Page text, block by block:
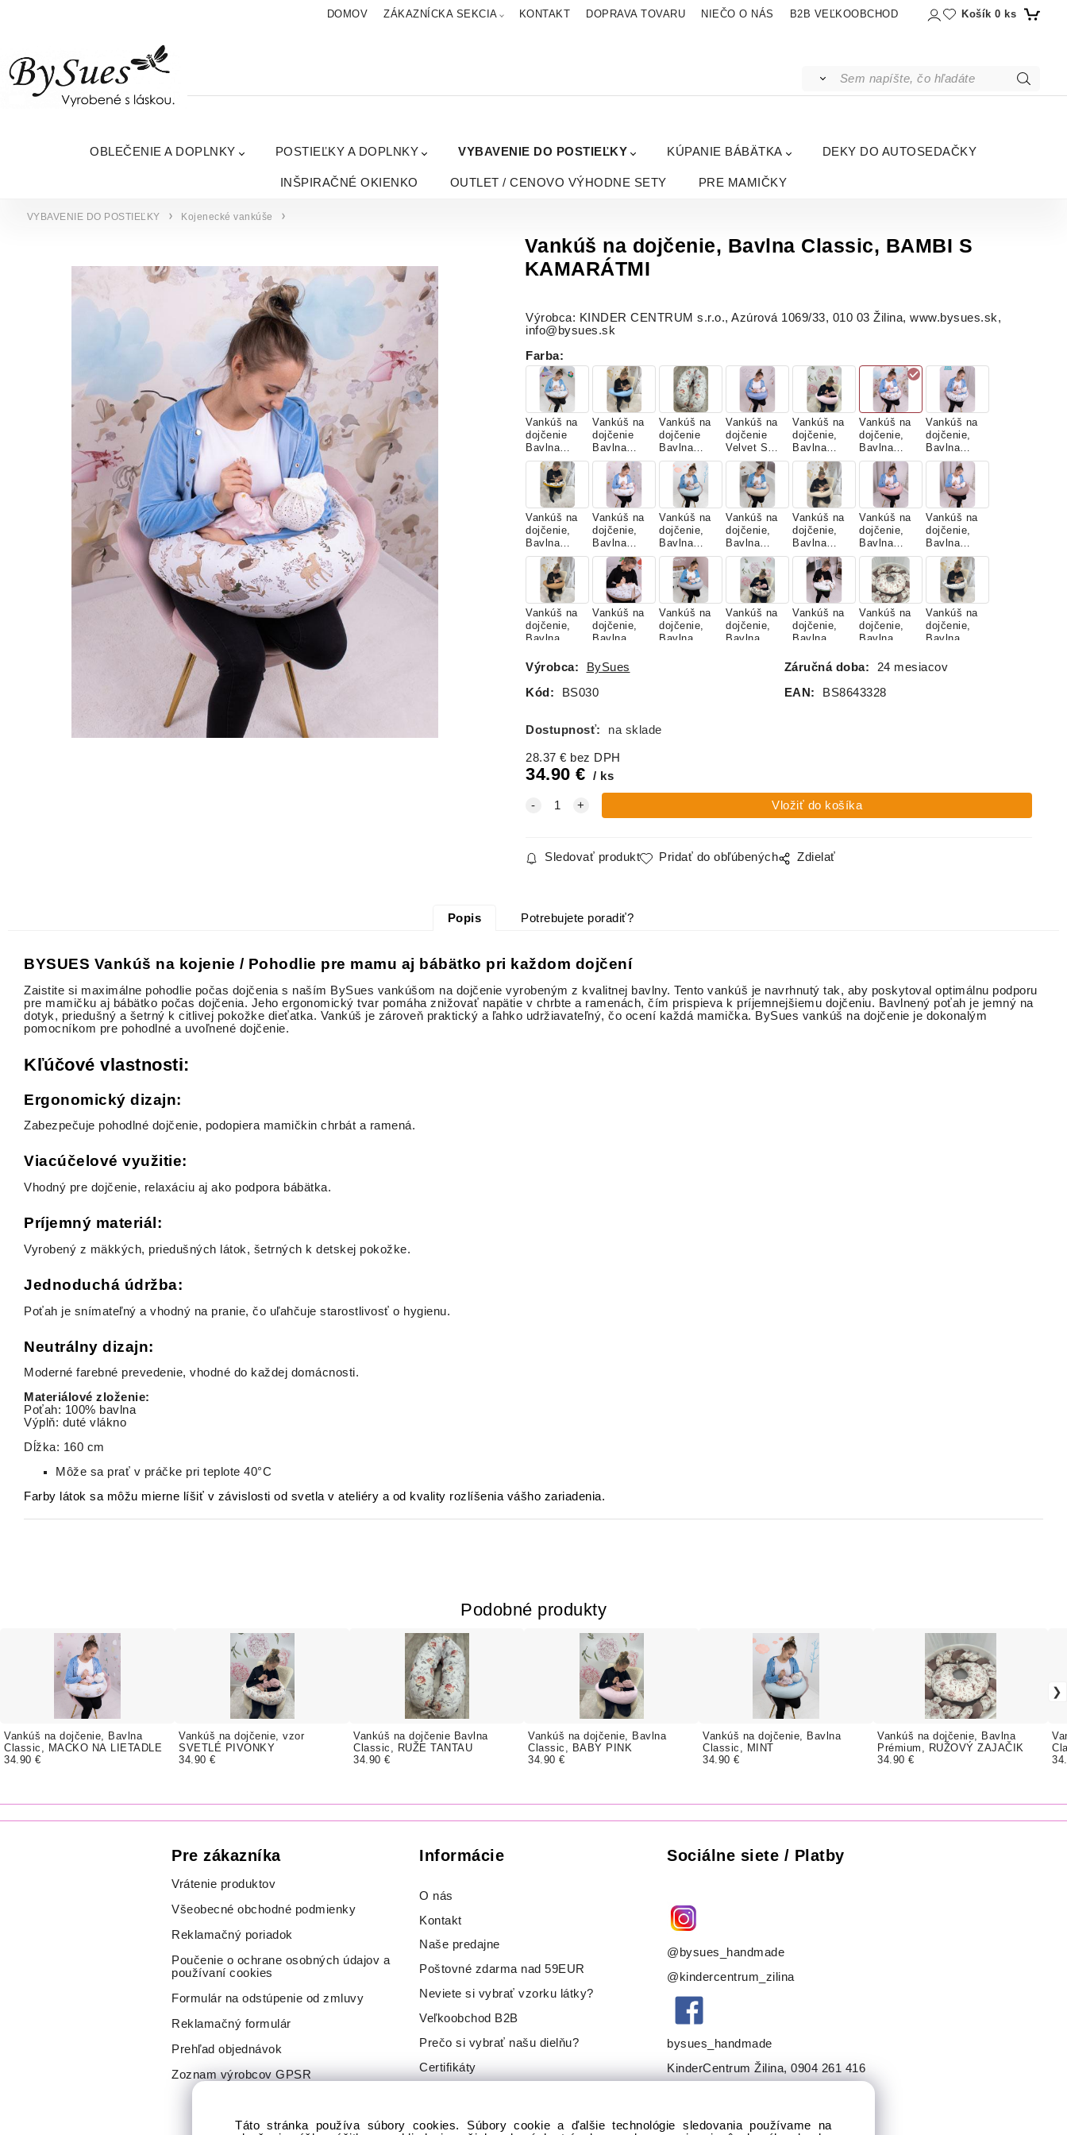
DOMOV ZÁKAZNÍCKA SEKCIA KONTAKT DOPRAVA TOVARU NIEČO O NÁS B2B VEĽKOOBCHOD Košík 0 ks
OBLEČENIE A DOPLNKY POSTIEĽKY A DOPLNKY VYBAVENIE DO POSTIEĽKY KÚPANIE BÁBÄTKA DEKY DO AUTOSEDAČKY
INŠPIRAČNÉ OKIENKO OUTLET / CENOVO VÝHODNE SETY PRE MAMIČKY
VYBAVENIE DO POSTIEĽKY Kojenecké vankúše
Vankúš na dojčenie, Bavlna Classic, BAMBI S
KAMARÁTMI
Výrobca: KINDER CENTRUM s.r.o., Azúrová 1069/33, 010 03 Žilina, www.bysues.sk,
info@bysues.sk
Farba:
Vankúš na
dojčenie
Bavlna
Classic
MACKO S
BALÓNIKO
M NUDE
Vankúš na
dojčenie
Bavlna
Classic,
BABY
BLUE
Vankúš na
dojčenie
Bavlna
Classic,
RUŽE
TANTAU
Vankúš na
dojčenie
Velvet Sky
Blue
Vankúš na
dojčenie,
Bavlna
Classic,
BABY
PINK
Vankúš na
dojčenie,
Bavlna
Classic,
BAMBI S
KAMARÁT
Vankúš na
dojčenie,
Bavlna
Classic,
LES
Vankúš na
dojčenie,
Bavlna
Classic,
LESNÉ
ZVIERATK
Vankúš na
dojčenie,
Bavlna
Classic,
MACKO
NA
LIETADLE
Vankúš na
dojčenie,
Bavlna
Classic,
MINT
Vankúš na
dojčenie,
Bavlna
Classic,
NUDE
Vankúš na
dojčenie,
Bavlna
Classic,
PIESKOVÁ
Vankúš na
dojčenie,
Bavlna
Classic,
PUDROVÁ
Vankúš na
dojčenie,
Bavlna
Classic,
RUŽOVÉ
DREVO
Vankúš na
dojčenie,
Bavlna
SAHARA
Vankúš na
dojčenie,
Bavlna
SAHARA
KÁČATKO
Vankúš na
dojčenie,
Bavlna
Vankúš na
dojčenie,
Bavlna
Vankúš na
dojčenie,
Bavlna
ZELENÁ
Vankúš na
dojčenie,
Bavlna
RUŽOVÝ
Vankúš na
dojčenie,
Bavlna
SPIACE
RÚŽOVÝ
Velvet
Velvet
Vankúš na
dojčenie,
VÁ
dojčenie,
Vankúš na
dojčenie,
Vankúš na
dojčenie,
MACKO
Vankúš na
dojčenie,
dojčenie,
dojčenie,
mušelín
dojčenie,
vzor
Výrobca: BySues Záručná doba:
24 mesiacov
Kód:
BS030 EAN: BS8643328
Dostupnosť: na sklade
28.37 € bez DPH
34.90 € ks
Sledovať produkt Pridať do obľúbených Zdielať
Popis Potrebujete poradiť?
BYSUES Vankúš na kojenie / Pohodlie pre mamu aj bábätko pri každom dojčení
Zaistite si maximálne pohodlie počas dojčenia s naším BySues vankúšom na dojčenie vyrobeným z kvalitnej bavlny. Tento vankúš je navrhnutý tak, aby poskytoval optimálnu podporu
pre mamičku aj bábätko počas dojčenia. Jeho ergonomický tvar pomáha znižovať napätie v chrbte a ramenách, čím prispieva k príjemnejšiemu dojčeniu. Bavlnený poťah je jemný na
dotyk, priedušný a šetrný k citlivej pokožke dieťatka. Vankúš je zároveň praktický a ľahko udržiavateľný, čo ocení každá mamička. BySues vankúš na dojčenie je dokonalým
pomocníkom pre pohodlné a uvoľnené dojčenie.
Kľúčové vlastnosti:
Ergonomický dizajn:
Zabezpečuje pohodlné dojčenie, podopiera mamičkin chrbát a ramená.
Viacúčelové využitie:
Vhodný pre dojčenie, relaxáciu aj ako podpora bábätka.
Príjemný materiál:
Vyrobený z mäkkých, priedušných látok, šetrných k detskej pokožke.
Jednoduchá údržba:
Poťah je snímateľný a vhodný na pranie, čo uľahčuje starostlivosť o hygienu.
Neutrálny dizajn:
Moderné farebné prevedenie, vhodné do každej domácnosti.
Materiálové zloženie:
Poťah: 100% bavlna
Výplň: duté vlákno
Dĺžka: 160 cm
Môže sa prať v práčke pri teplote 40°C
Farby látok sa môžu mierne líšiť v závislosti od svetla v ateliéry a od kvality rozlíšenia vášho zariadenia.
Podobné produkty
Vankúš na dojčenie, Bavlna
Classic, MACKO NA LIETADLE
34.90 €
Vankúš na dojčenie, vzor
SVETLÉ PIVONKY
34.90 €
Vankúš na dojčenie Bavlna
Classic, RUŽE TANTAU
34.90 €
Vankúš na dojčenie, Bavlna
Classic, BABY PINK
34.90 €
Vankúš na dojčenie, Bavlna
Classic, MINT
34.90 €
Vankúš na dojčenie, Bavlna
Prémium, RUŽOVÝ ZAJAČIK
34.90 €
Pre zákazníka
Vrátenie produktov
Všeobecné obchodné podmienky
Reklamačný poriadok
Poučenie o ochrane osobných údajov a
používaní cookies
Formulár na odstúpenie od zmluvy
Reklamačný formulár
Prehľad objednávok
Zoznam výrobcov GPSR
Informácie
O nás
Kontakt
Naše predajne
Poštovné zdarma nad 59EUR
Neviete si vybrať vzorku látky?
Veľkoobchod B2B
Prečo si vybrať našu dielňu?
Certifikáty
Sociálne siete / Platby
@bysues_handmade
@kindercentrum_zilina
bysues_handmade
KinderCentrum Žilina, 0904 261 416
Táto stránka používa súbory cookies. Súbory cookie a ďalšie technológie sledovania používame na